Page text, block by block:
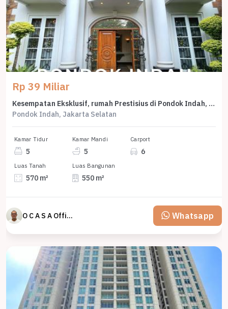
Rp 39 Miliar
Kesempatan Eksklusif, rumah Prestisius di Pondok Indah, Jakarta Selatan, LB 550m²
Pondok Indah, Jakarta Selatan
Kamar Tidur
5
Kamar Mandi
5
Carport
6
Luas Tanah
570 m²
Luas Bangunan
550 m²
O C A S A Official property perfected Whatsapp